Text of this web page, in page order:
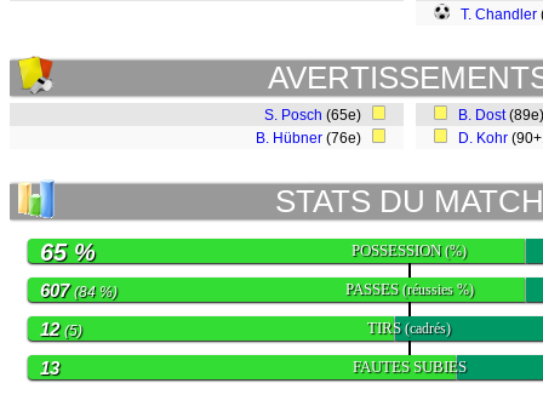
T. Chandler
S. Posch (65e)
B. Hübner (76e)
B. Dost
D. Kohr
STATS DU MATCH
POSSESSION(%)
65 %
PASSES(réussies %)
607(84 %)
TIRS(cadrés)
12(5)
FAUTES SUBIES
13